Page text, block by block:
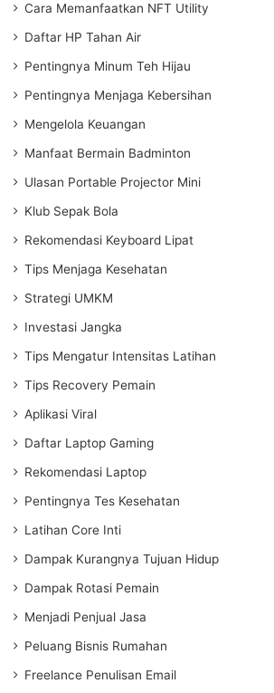
Cara Memanfaatkan NFT Utility
Daftar HP Tahan Air
Pentingnya Minum Teh Hijau
Pentingnya Menjaga Kebersihan
Mengelola Keuangan
Manfaat Bermain Badminton
Ulasan Portable Projector Mini
Klub Sepak Bola
Rekomendasi Keyboard Lipat
Tips Menjaga Kesehatan
Strategi UMKM
Investasi Jangka
Tips Mengatur Intensitas Latihan
Tips Recovery Pemain
Aplikasi Viral
Daftar Laptop Gaming
Rekomendasi Laptop
Pentingnya Tes Kesehatan
Latihan Core Inti
Dampak Kurangnya Tujuan Hidup
Dampak Rotasi Pemain
Menjadi Penjual Jasa
Peluang Bisnis Rumahan
Freelance Penulisan Email